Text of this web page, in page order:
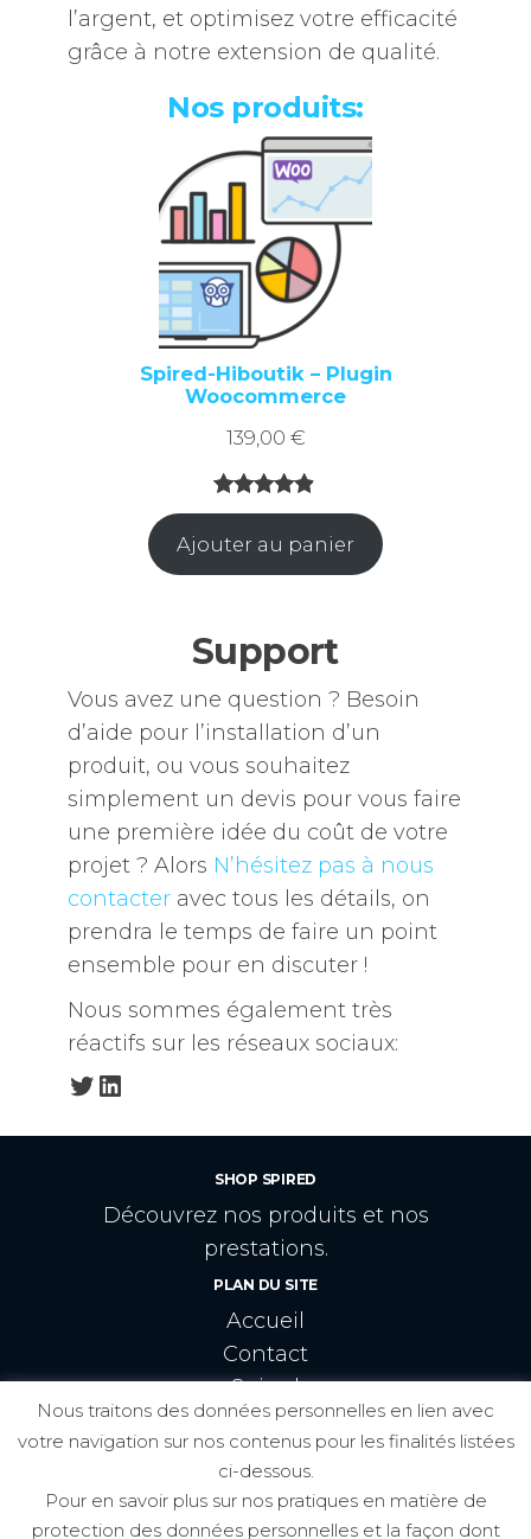
l’argent, et optimisez votre efficacité
grâce à notre extension de qualité.
Nos produits:
Spired-Hiboutik – Plugin
Woocommerce
139,00 €
Noté4.76
sur 5
basé sur
21
Ajouter au panier
Support
Vous avez une question ? Besoin
d’aide pour l’installation d’un
produit, ou vous souhaitez
simplement un devis pour vous faire
une première idée du coût de votre
projet ? Alors N’hésitez pas à nous
contacteravec tous les détails, on
prendra le temps de faire un point
ensemble pour en discuter !
Nous sommes également très
réactifs sur les réseaux sociaux:
Twitter
LinkedIn
Nous traitons des données personnelles en lien avec
votre navigation sur nos contenus pour les finalités listées
ci-dessous.
Pour en savoir plus sur nos pratiques en matière de
protection des données personnelles et la façon dont
SHOP SPIRED
Découvrez nos produits et nos
prestations.
PLAN DU SITE
Accueil
Contact
Spired
CRÉATEURS: